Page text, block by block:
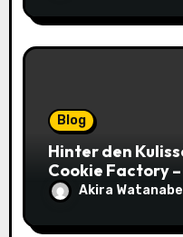
Blog
Hinter den
Cookie Factory
saftigsten
Akira Watanabe